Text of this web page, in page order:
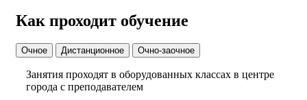
Как проходит обучение
Очное Дистанционное Очно-заочное
Занятия проходят в оборудованных классах в центре
города с преподавателем